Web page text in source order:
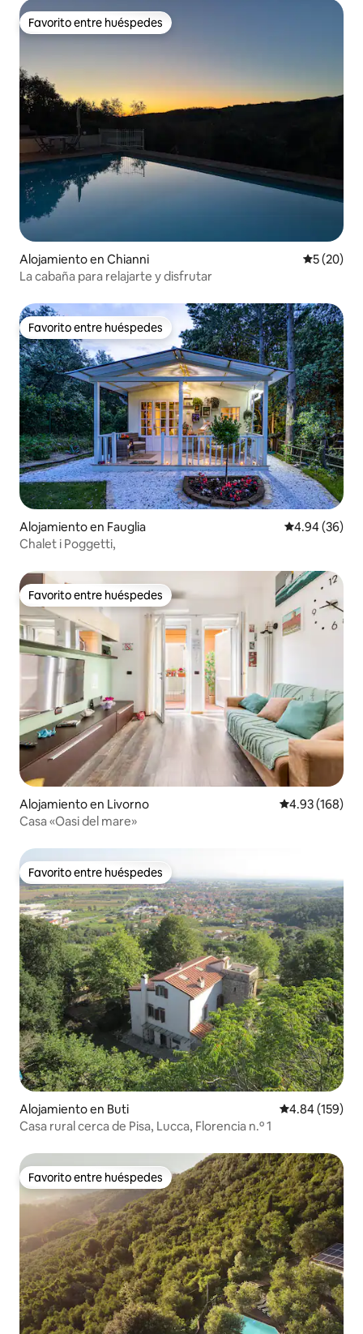
Favorito entre huéspedes
Favorito entre huéspedes
Alojamiento en Chianni
5 (20)
La cabaña para relajarte y disfrutar
Favorito entre huéspedes
Favorito entre huéspedes
Alojamiento en Fauglia Calificación
4.94 (36)
Chalet i Poggetti,
Favorito entre huéspedes
Favorito entre huéspedes
Alojamiento en Livorno Calificación
4.93 (168)
Casa «Oasi del mare»
Favorito entre huéspedes
Favorito entre huéspedes
Alojamiento en Buti Calificación
4.84 (159)
Casa rural cerca de Pisa, Lucca, Florencia n.º 1
Favorito entre huéspedes
Favorito entre huéspedes